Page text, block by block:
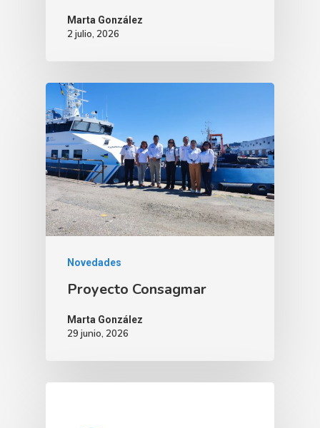
Marta González
2 julio, 2026
Novedades
Proyecto Consagmar
Marta González
29 junio, 2026